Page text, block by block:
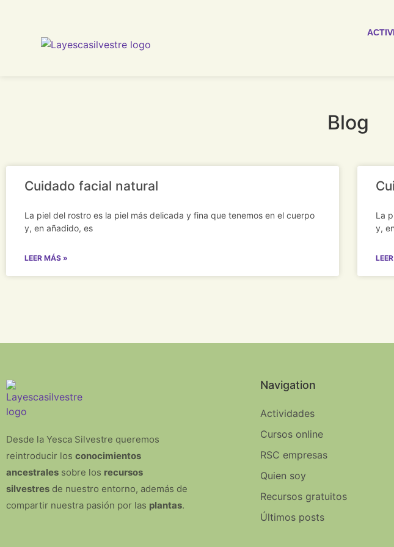
Blog
Cuidado facial natural
La piel del rostro es la piel más delicada y fina que tenemos en el cuerpo
y, en añadido, es
LEER MÁS »
La
y,
Desde la Yesca Silvestre queremos
reintroducir los conocimientos
ancestrales sobre los recursos
silvestres de nuestro entorno, además de
compartir nuestra pasión por las plantas.
Navigation
Actividades
Cursos online
RSC empresas
Quien soy
Recursos gratuitos
Últimos posts